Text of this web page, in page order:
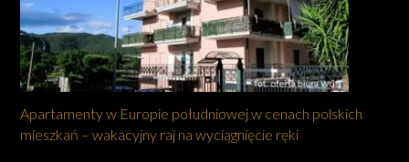
Apartamenty w Europie południowej w cenach polskich
mieszkań – wakacyjny raj na wyciągnięcie ręki